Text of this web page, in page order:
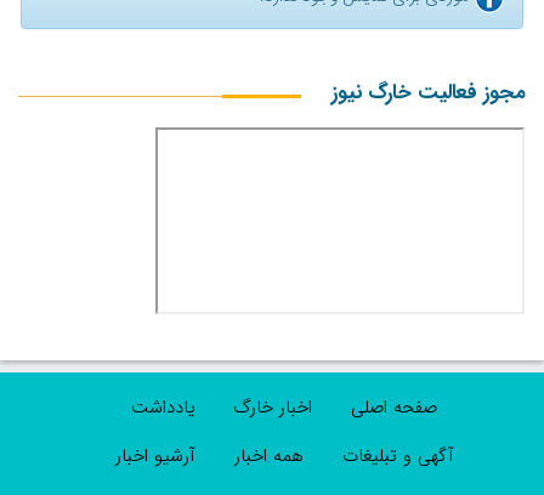
مجوز فعالیت خارگ نیوز
صفحه اصلی اخبار خارگ
یادداشت
آگهی و تبلیغات
همه اخبار
آرشیو اخبار